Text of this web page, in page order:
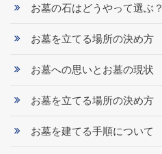
お墓の石はどうやって選ぶ？
お墓を立てる場所の決め方
お墓への思いとお墓の現状
お墓を立てる場所の決め方
お墓を建てる手順について